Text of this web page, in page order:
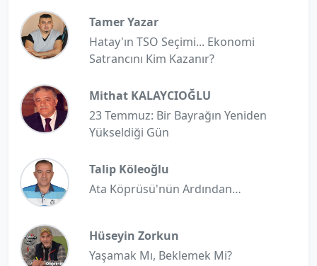
Tamer Yazar
Hatay'ın TSO Seçimi... Ekonomi
Satrancını Kim Kazanır?
Mithat KALAYCIOĞLU
23 Temmuz: Bir Bayrağın Yeniden
Yükseldiği Gün
Talip Köleoğlu
Ata Köprüsü'nün Ardından…
Hüseyin Zorkun
Yaşamak Mı, Beklemek Mi?